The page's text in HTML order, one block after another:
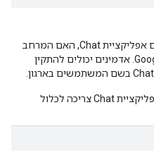
פלט בלבד. במרחבים לצ'אט ישיר עם אפליקציית Chat, האם המרחב
נוצר על ידי אדמין ב-Google Workspace. אדמינים יכולים להתקין
כדי לתמוך בהתקנה על ידי אדמין, אפליקציית Chat צריכה לכלול